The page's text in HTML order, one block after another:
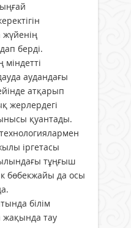
берді.
аудандағы
атқарып
жерлердегі
қуантады.
іргетасы
тұңғыш
бөбекжайы да осы
білім
жақында тау